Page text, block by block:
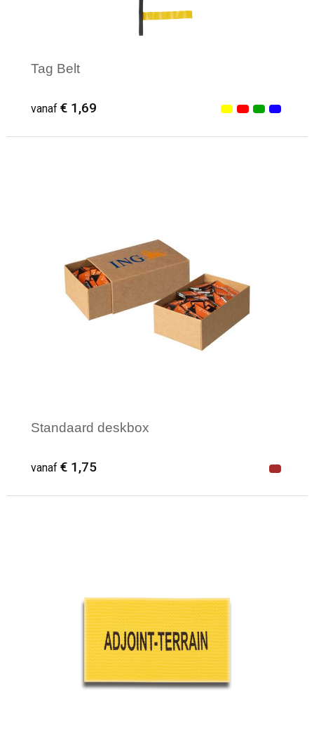
Tag Belt
vanaf € 1,69
Standaard deskbox
vanaf € 1,75